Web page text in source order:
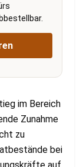
im Bereich
Zunahme
zu
bei